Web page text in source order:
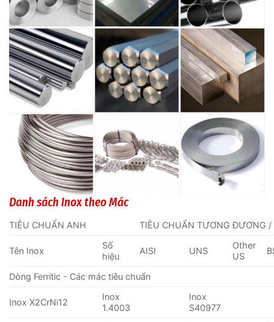
Danh sách Inox theo Mác
TIÊU CHUẨN ANH TIÊU CHUẨN TƯƠNG ĐƯƠNG /
Tên Inox
Số
hiệu
AISI UNS
Other
US
Dòng Ferritic - Các mác tiêu chuẩn
Inox X2CrNi12
Inox
1.4003
Inox
S40977